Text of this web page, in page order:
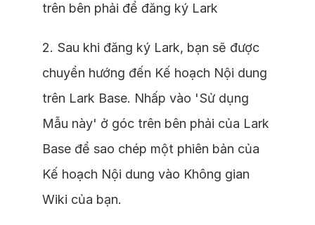
trên bên phải để đăng ký Lark
2. Sau khi đăng ký Lark, bạn sẽ được
chuyển hướng đến Kế hoạch Nội dung
trên Lark Base. Nhấp vào 'Sử dụng
Mẫu này' ở góc trên bên phải của Lark
Base để sao chép một phiên bản của
Kế hoạch Nội dung vào Không gian
Wiki của bạn.